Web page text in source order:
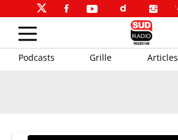
Podcasts Grille Articles